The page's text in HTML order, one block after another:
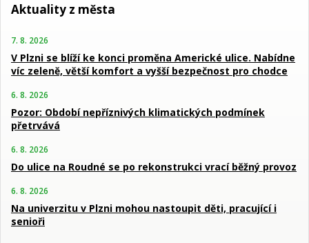
Aktuality z města
7. 8. 2026
V Plzni se blíží ke konci proměna Americké ulice. Nabídne
víc zeleně, větší komfort a vyšší bezpečnost pro chodce
6. 8. 2026
Pozor: Období nepříznivých klimatických podmínek
přetrvává
6. 8. 2026
Do ulice na Roudné se po rekonstrukci vrací běžný provoz
6. 8. 2026
Na univerzitu v Plzni mohou nastoupit děti, pracující i
senioři